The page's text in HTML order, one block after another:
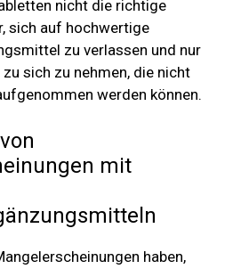
nicht die richtige
sich auf hochwertige
zu verlassen und nur
sich zu nehmen, die nicht
werden können.
mit
haben,